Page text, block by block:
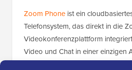
Zoom Phone ist ein
Telefonsystem, das direkt in die
Videokonferenzplattform
Video und Chat in einer einzigen
Ich war neugierig zu sehen, ob